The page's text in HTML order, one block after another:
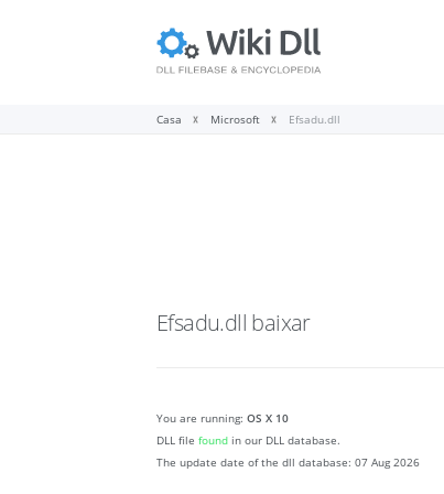
Casa Microsoft Efsadu.dll
Efsadu.dll baixar
You are running: OS X 10
DLL file found in our DLL database.
The update date of the dll database: 07 Aug 2026